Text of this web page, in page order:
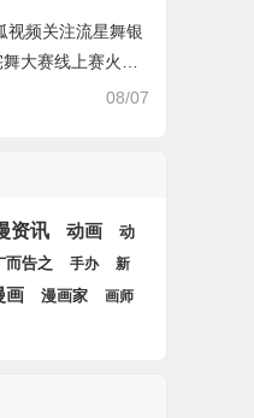
视频关注流星舞银
大赛线上赛火热
08/07
资讯 动画
动
而告之 手办
新
画 漫画家 画师